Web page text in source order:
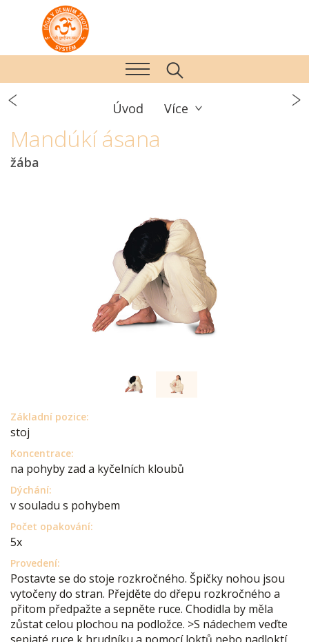
Úvod Více
Mandúkí ásana
žába
Základní pozice:
stoj
Koncentrace:
na pohyby zad a kyčelních kloubů
Dýchání:
v souladu s pohybem
Počet opakování:
5x
Provedení:
Postavte se do stoje rozkročného. Špičky nohou jsou
vytočeny do stran. Přejděte do dřepu rozkročného a
přitom předpažte a sepněte ruce. Chodidla by měla
zůstat celou plochou na podložce. >S nádechem veďte